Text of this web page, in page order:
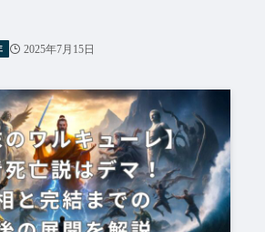
2025年7月15日